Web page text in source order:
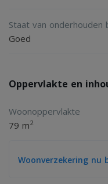
- Vrijstaande schuur,
Staat van onderhouden
Goed
Oppervlakte en
Woonoppervlakte
79 m2
Woonverzekering nu